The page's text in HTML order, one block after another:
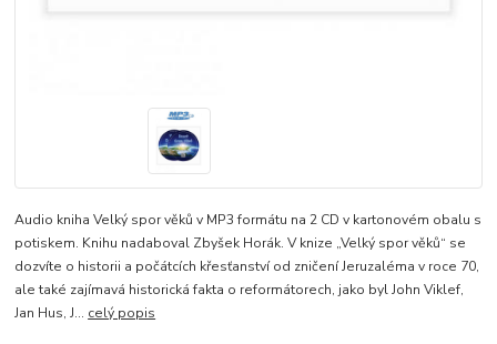
Audio kniha Velký spor věků v MP3 formátu na 2 CD v kartonovém obalu s
potiskem. Knihu nadaboval Zbyšek Horák. V knize „Velký spor věků“ se
dozvíte o historii a počátcích křesťanství od zničení Jeruzaléma v roce 70,
ale také zajímavá historická fakta o reformátorech, jako byl John Viklef,
Jan Hus, J... celý popis